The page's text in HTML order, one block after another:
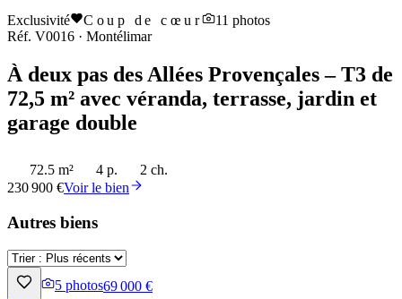
Exclusivité Coup de cœur 11 photos
Réf. V0016 · Montélimar
À deux pas des Allées Provençales – T3 de
72,5 m² avec véranda, terrasse, jardin et
garage double
72.5 m² 4 p.
2 ch.
230 900 €Voir le bien
Autres biens
5 photos69 000 €